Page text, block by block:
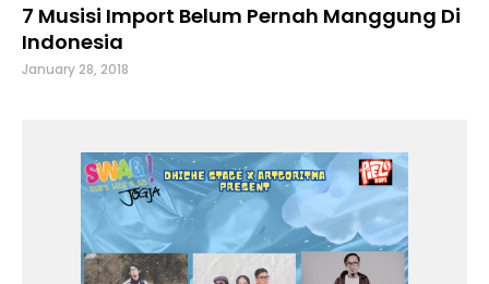
7 Musisi Import Belum Pernah Manggung Di
Indonesia
January 28, 2018